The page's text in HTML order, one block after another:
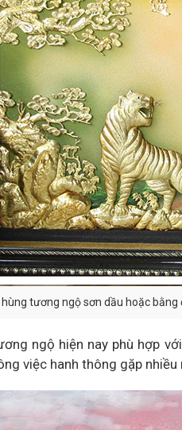
tương ngộ sơn dầu hoặc
ngộ hiện nay phù hợp
việc hanh thông gặp nhiều